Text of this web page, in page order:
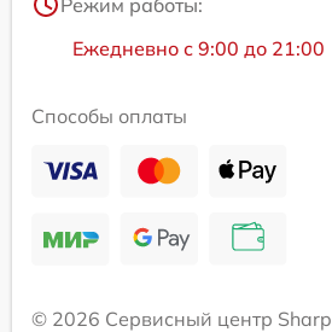
Ежедневно с 9:00 до 21:00
Способы оплаты
© 2026 Сервисный центр Sharp